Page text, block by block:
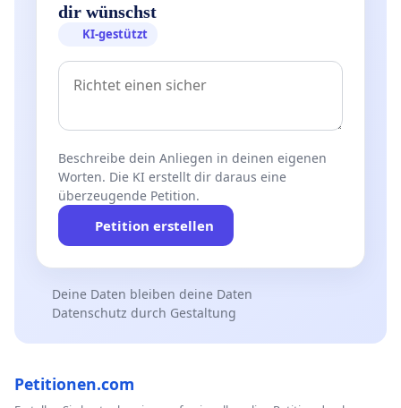
dir wünschst
KI-gestützt
Beschreibe dein Anliegen in deinen eigenen
Worten. Die KI erstellt dir daraus eine
überzeugende Petition.
Petition erstellen
Deine Daten bleiben deine Daten
Datenschutz durch Gestaltung
Petitionen.com